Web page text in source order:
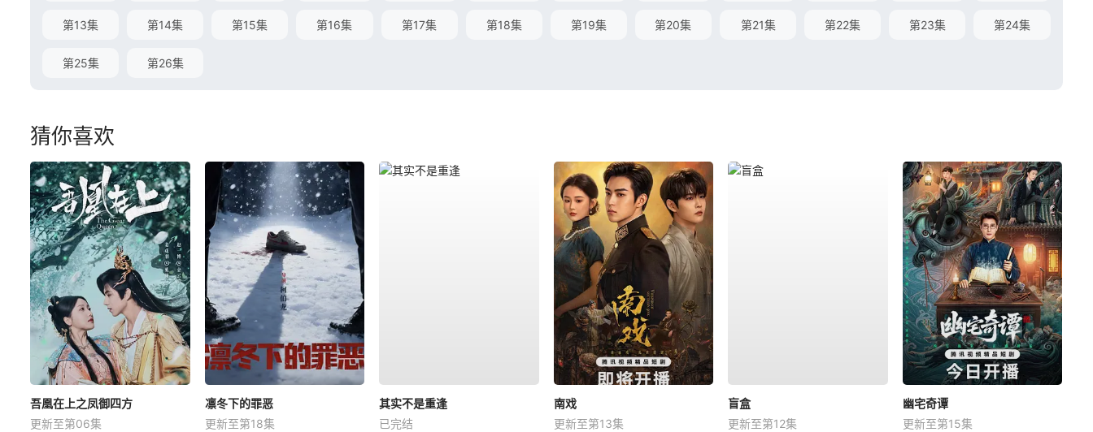
第13集 第14集 第15集 第16集 第17集 第18集 第19集 第20集 第21集 第22集 第23集 第24集
第25集 第26集
猜你喜欢
吾凰在上之凤御四方
更新至第06集
凛冬下的罪恶
更新至第18集
其实不是重逢
已完结
南戏
更新至第13集
盲盒
更新至第12集
幽宅奇谭
更新至第15集